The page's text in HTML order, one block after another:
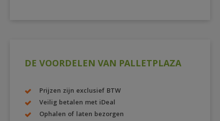
DE VOORDELEN VAN PALLETPLAZA
Prijzen zijn exclusief BTW
Veilig betalen met iDeal
Ophalen of laten bezorgen